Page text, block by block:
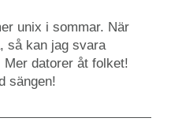
unix i sommar. När
så kan jag svara
datorer åt folket!
sängen!